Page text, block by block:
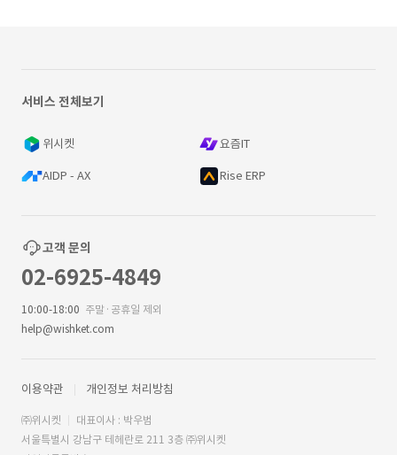
서비스 전체보기
위시켓 요즘IT
AIDP - AX Rise ERP
고객 문의
02-6925-4849
10:00-18:00 주말·공휴일 제외
help@wishket.com
이용약관 개인정보 처리방침
㈜위시켓
대표이사 : 박우범
서울특별시 강남구 테헤란로 211 3층 ㈜위시켓